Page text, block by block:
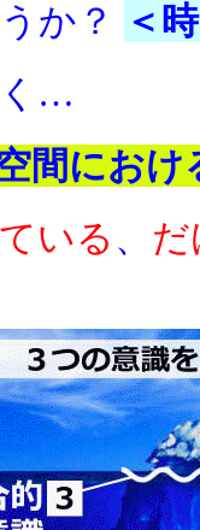
か？
＜
…
間にお
いる 、